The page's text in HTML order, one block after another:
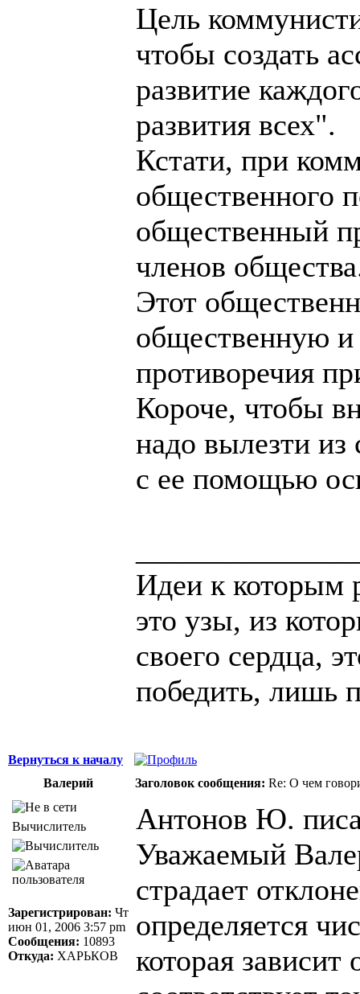
Цель
чтобы создать
развитие
развития всех".
Кстати, при
общественного
общественный
членов
Этот
общественную
противоречия
Короче, чтобы
надо вылезти из
с ее помощью
Идеи к которым
это узы, из
своего сердца,
победить, лишь
Вернуться к началу
Валерий
Заголовок сообщения: Re: О чем
Вычислитель
Зарегистрирован: Чт
июн 01, 2006 3:57 pm
Сообщения: 10893
Откуда: ХАРЬКОВ
Антонов Ю.
Уважаемый
страдает
определяется
которая зависит